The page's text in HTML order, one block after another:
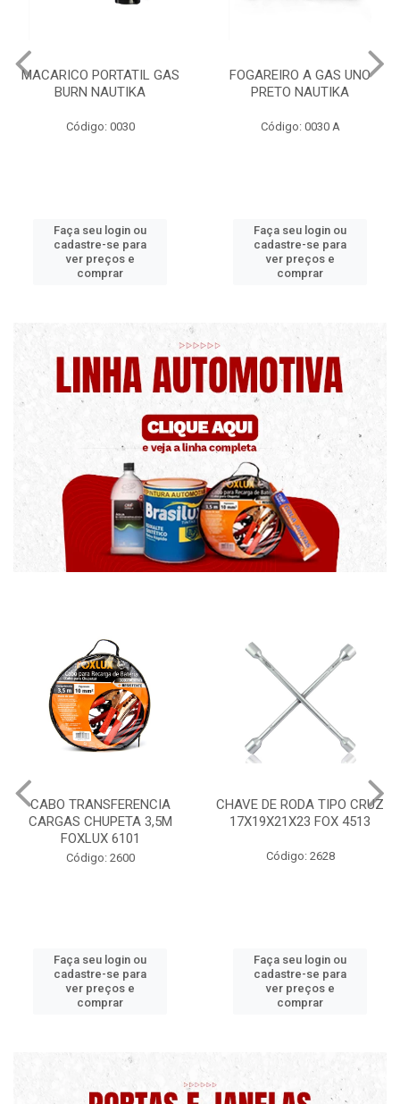
GAS
FOGAREIRO A GAS UNO
PRETO NAUTIKA
Código: 0030 A
Faça seu login ou
cadastre-se para
ver preços e
CANALETA
C/DIVISORIA C/
Código: 4990
Faça seu login
cadastre-se
ver preços e
CABO TRANSFERENCIA
CARGAS CHUPETA 3,5M
FOXLUX 6101
Código: 2600
Faça seu login ou
cadastre-se para
ver preços e
comprar
CHAVE DE RODA TIPO CRUZ
17X19X21X23 FOX 4513
Código: 2628
Faça seu login ou
cadastre-se para
ver preços e
comprar